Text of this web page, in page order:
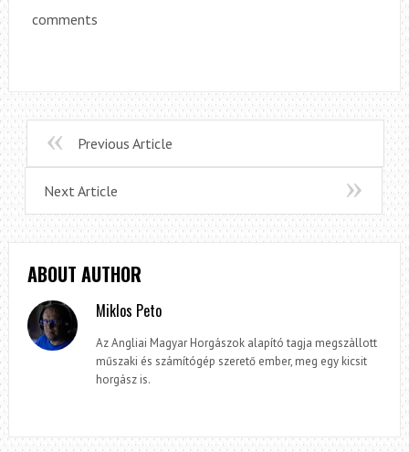
comments
Previous Article
Next Article
ABOUT AUTHOR
Miklos Peto
Az Angliai Magyar Horgászok alapító tagja megszàllott
műszaki és számítógép szerető ember, meg egy kicsit
horgász is.